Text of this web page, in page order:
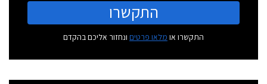
התקשרו
התקשרו או מלאו פרטים ונחזור אליכם בהקדם